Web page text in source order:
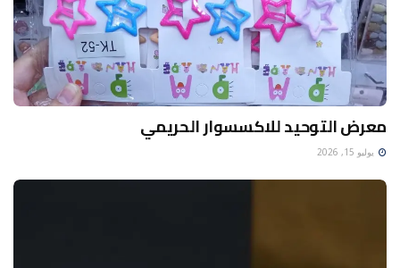
معرض التوحيد للاكسسوار الحريمي
يوليو 15, 2026